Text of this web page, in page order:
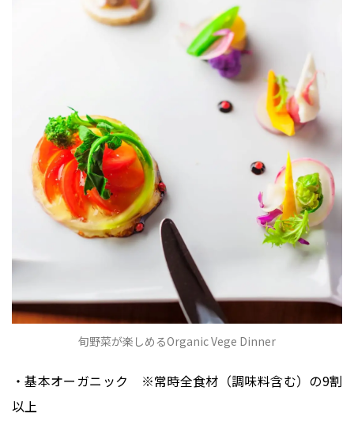
旬野菜が楽しめるOrganic Vege Dinner
・基本オーガニック ※常時全食材（調味料含む）の9割
以上